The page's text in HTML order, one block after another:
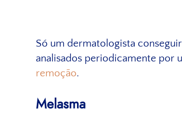
Só um dermatologista
analisados periodicamente por
remoção.
Melasma